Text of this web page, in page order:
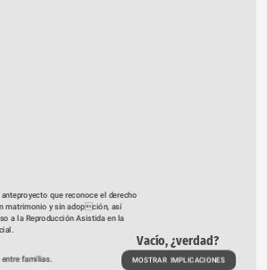
anteproyecto que reconoce el derecho
matrimonio y sin adopción, así
a la Reproducción Asistida en la
Vacío, ¿verdad?
MOSTRAR  IMPLICACIONES
entre famílias.